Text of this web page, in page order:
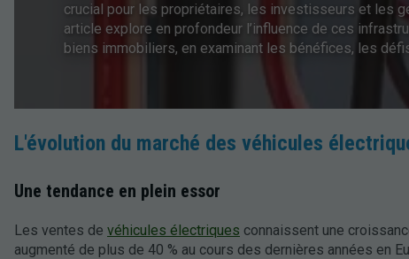
crucial pour les propriétaires, les investisseurs et les
article explore en profondeur l’influence de ces
biens immobiliers, en examinant les bénéfices, les
L'évolution du marché des véhicules
Une tendance en plein essor
Les ventes de véhicules électriques connaissent une
augmenté de plus de 40 % au cours des dernières années en